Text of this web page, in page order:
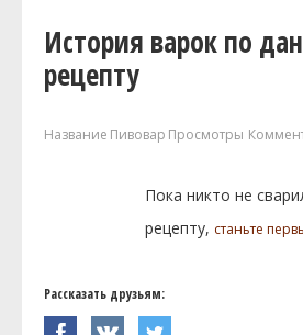
История варок по
рецепту
Название Пивовар Просмотры
Пока никто не
рецепту, станьте
Рассказать друзьям: